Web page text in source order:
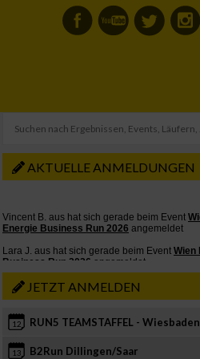
AKTUELLE ANMELDUNGEN
JETZT ANMELDEN
12 RUN5 TEAMSTAFFEL - Wiesbaden
13 B2Run Dillingen/Saar